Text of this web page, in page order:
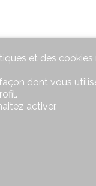
et des
dont vous
activer.